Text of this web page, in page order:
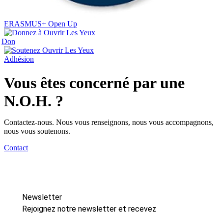
ERASMUS+ Open Up
Don
Adhésion
Vous êtes concerné par une
N.O.H. ?
Contactez-nous. Nous vous renseignons, nous vous accompagnons,
nous vous soutenons.
Contact
Newsletter
Rejoignez notre newsletter et recevez